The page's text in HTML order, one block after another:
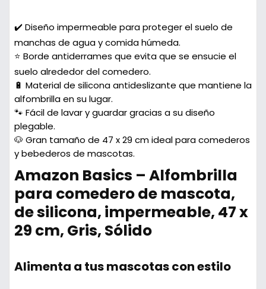
✔️ Diseño impermeable para proteger el suelo de
manchas de agua y comida húmeda.
⭐ Borde antiderrames que evita que se ensucie el
suelo alrededor del comedero.
🔋 Material de silicona antideslizante que mantiene la
alfombrilla en su lugar.
🐾 Fácil de lavar y guardar gracias a su diseño
plegable.
🐶 Gran tamaño de 47 x 29 cm ideal para comederos
y bebederos de mascotas.
Amazon Basics – Alfombrilla
para comedero de mascota,
de silicona, impermeable, 47 x
29 cm, Gris, Sólido
Alimenta a tus mascotas con estilo